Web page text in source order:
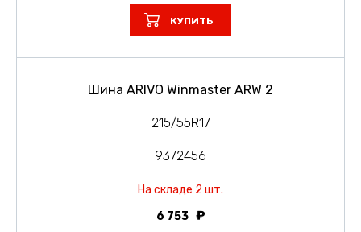
КУПИТЬ
Шина ARIVO Winmaster ARW 2
215/55R17
9372456
На складе 2 шт.
6 753